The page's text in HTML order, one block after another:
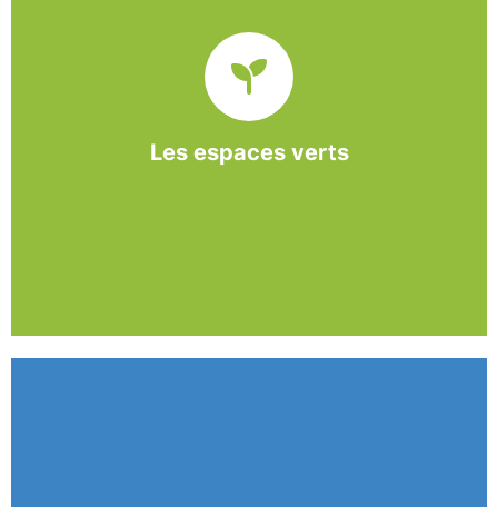
Les espaces verts
paysager, l’association BASE propose et réalise
des interventions à la demande des entreprises et
collectivités locales.